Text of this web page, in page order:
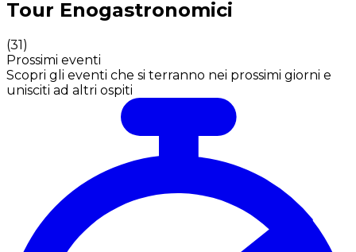
Tour Enogastronomici
(31)
Prossimi eventi
Scopri gli eventi che si terranno nei prossimi giorni e
unisciti ad altri ospiti